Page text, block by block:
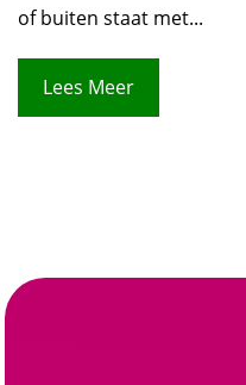
of buiten staat met...
Lees Meer